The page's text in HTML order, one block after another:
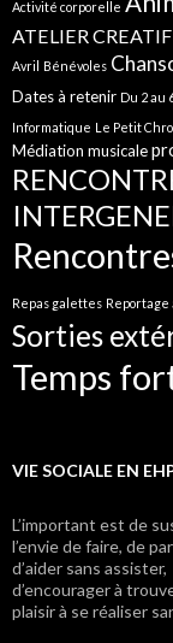
Activité corporelle
ATELIER CREATIF
Avril Bénévoles
Dates à retenir Du 2 au
Informatique Le Petit
Médiation musicale
Repas galettes Reportage
Sorties
Temps
VIE SOCIALE EN
L’important est de
l’envie de faire, de
d’aider sans assister,
d’encourager à
plaisir à se réaliser